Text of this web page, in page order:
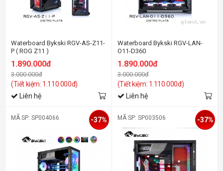
Waterboard Bykski RGV-AS-Z11-
P ( ROG Z11 )
1.890.000đ
3.000.000đ
(Tiết kiệm: 1.110.000đ)
Liên hệ
Waterboard Bykski RGV-LAN-
O11-D360
1.890.000đ
3.000.000đ
(Tiết kiệm: 1.110.000đ)
Liên hệ
MÃ SP: SP004066 -37% MÃ SP: SP003506 -37%